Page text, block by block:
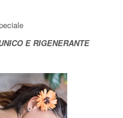
E RIGENERANTE